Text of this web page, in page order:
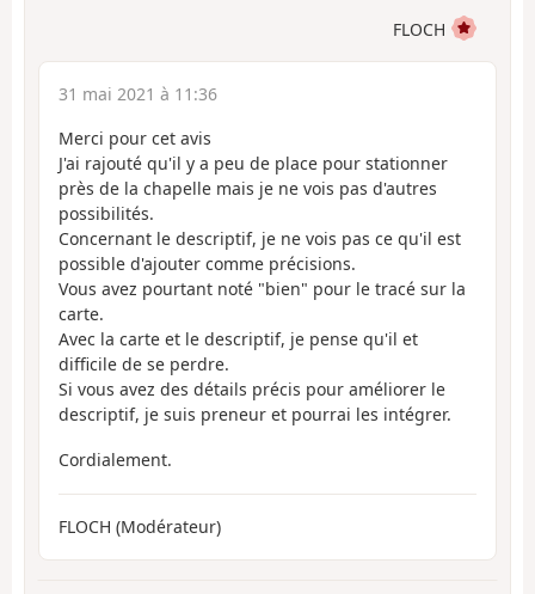
FLOCH
31 mai 2021 à 11:36
Merci pour cet avis
J'ai rajouté qu'il y a peu de place pour stationner
près de la chapelle mais je ne vois pas d'autres
possibilités.
Concernant le descriptif, je ne vois pas ce qu'il est
possible d'ajouter comme précisions.
Vous avez pourtant noté "bien" pour le tracé sur la
carte.
Avec la carte et le descriptif, je pense qu'il et
difficile de se perdre.
Si vous avez des détails précis pour améliorer le
descriptif, je suis preneur et pourrai les intégrer.
Cordialement.
FLOCH (Modérateur)